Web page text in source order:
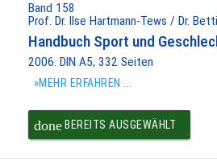
Band 158
Prof. Dr. Ilse Hartmann-Tews / Dr.
Handbuch Sport und
2006. DIN A5, 332 Seiten
»MEHR ERFAHREN ...
doneBEREITS AUSGEWÄHLT